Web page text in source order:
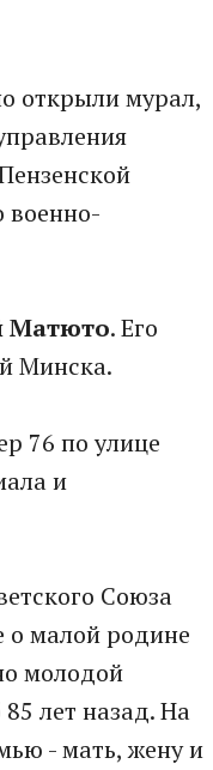
открыли мурал,
военно-
Матюто. Его
Минска.
76 по улице
и
Союза
о малой родине
молодой
лет назад. На
- мать, жену и